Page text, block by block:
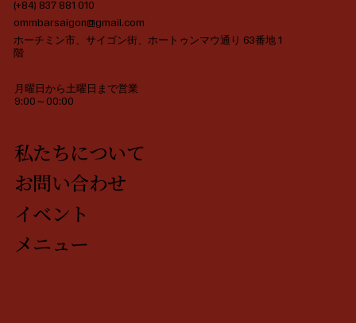
の原動力は、ローカルの精神とアート空間を、現代的な美意識
ライフスタイル哲学に共鳴し、手仕事の価値を大切にする人々
直接届けたいという想いにあります。 Ômmでのデイタイム・エ
(+84) 837 881 010
ommbarsaigon@gmail.com
ホーチミン市、サイゴン街、ホートゥンマウ通り 63番地 1
階
月曜日から土曜日まで営業
9:00～00:00
私たちについて
お問い合わせ
イベント
メニュー